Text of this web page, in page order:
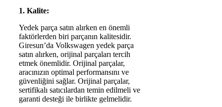
1. Kalite:
Yedek parça satın alırken en önemli
faktörlerden biri parçanın kalitesidir.
Giresun’da Volkswagen yedek parça
satın alırken, orijinal parçaları tercih
etmek önemlidir. Orijinal parçalar,
aracınızın optimal performansını ve
güvenliğini sağlar. Orijinal parçalar,
sertifikalı satıcılardan temin edilmeli ve
garanti desteği ile birlikte gelmelidir.